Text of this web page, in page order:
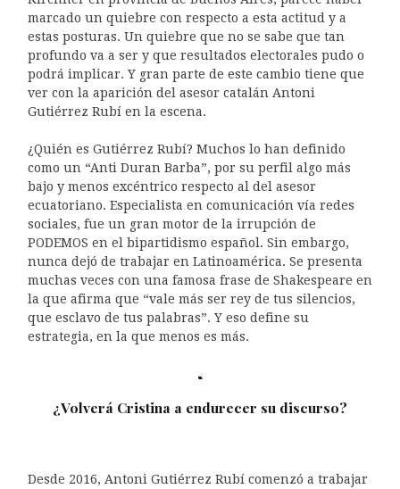
marcado un quiebre con respecto a esta actitud y a
estas posturas. Un quiebre que no se sabe que tan
profundo va a ser y que resultados electorales pudo o
podrá implicar. Y gran parte de este cambio tiene que
ver con la aparición del asesor catalán Antoni
Gutiérrez Rubí en la escena.
¿Quién es Gutiérrez Rubí? Muchos lo han definido
como un “Anti Duran Barba”, por su perfil algo más
bajo y menos excéntrico respecto al del asesor
ecuatoriano. Especialista en comunicación vía redes
sociales, fue un gran motor de la irrupción de
PODEMOS en el bipartidismo español. Sin embargo,
nunca dejó de trabajar en Latinoamérica. Se presenta
muchas veces con una famosa frase de Shakespeare en
la que afirma que “vale más ser rey de tus silencios,
que esclavo de tus palabras”. Y eso define su
estrategia, en la que menos es más.
¿Volverá Cristina a endurecer su discurso?
Desde 2016, Antoni Gutiérrez Rubí comenzó a trabajar